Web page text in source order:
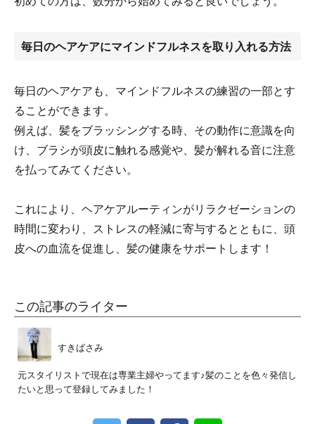
毎日のヘアケアにマインドフルネスを取り入れる方法
毎日のヘアケアも、マインドフルネスの練習の一部とす
ることができます。
例えば、髪をブラッシングする時、その動作に意識を向
け、ブラシが頭皮に触れる感覚や、髪が解れる音に注意
を払ってみてください。
これにより、ヘアケアルーティンがリラクゼーションの
時間に変わり、ストレスの軽減に寄与するとともに、頭
皮への血流を促進し、髪の健康をサポートします！
この記事のライター
すきばさみ
元スタイリストで現在は専業主婦やってます♪髪のことを色々発信し
たいと思って登録してみました！